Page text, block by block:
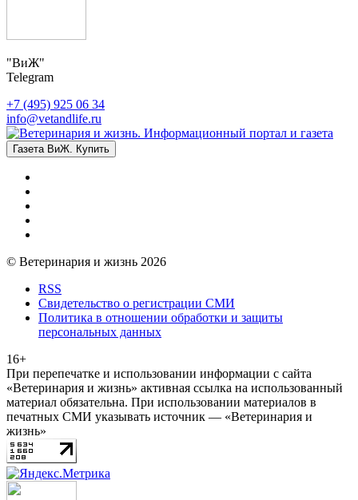
"ВиЖ"
Telegram
+7 (495) 925 06 34
info@vetandlife.ru
Газета ВиЖ. Купить
© Ветеринария и жизнь 2026
RSS
Свидетельство о регистрации СМИ
Политика в отношении обработки и защиты
персональных данных
16+
При перепечатке и использовании информации с сайта
«Ветеринария и жизнь» активная ссылка на использованный
материал обязательна. При использовании материалов в
печатных СМИ указывать источник — «Ветеринария и
жизнь»